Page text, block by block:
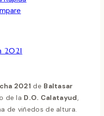
2021
2021 de Baltasar
de la D.O. Calatayud,
de viñedos de altura.